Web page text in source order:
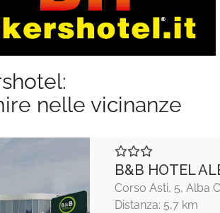
nelle vicinanze
B&B HOTEL
Corso Asti, 5, Alba
Distanza: 5,7 km